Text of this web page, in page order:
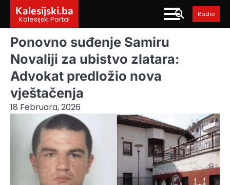
content
Kalesijski.ba
Kalesijski Portal
Radio
Ponovno suđenje Samiru
Novaliji za ubistvo zlatara:
Advokat predložio nova
vještačenja
18 Februara, 2026